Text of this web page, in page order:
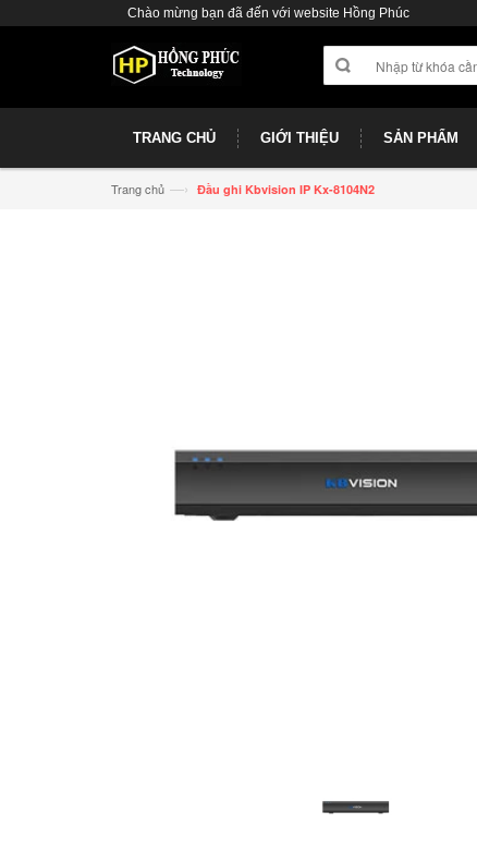
Chào mừng bạn đã đến với website Hồng Phúc
TRANG CHỦ GIỚI THIỆU SẢN PHẨM
Trang chủ —› Đầu ghi Kbvision IP Kx-8104N2